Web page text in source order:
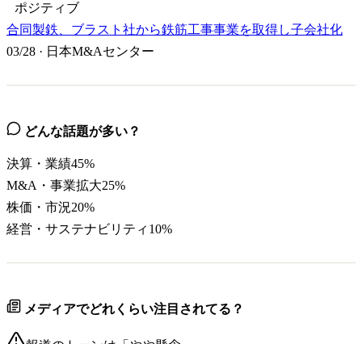
ポジティブ
合同製鉄、ブラスト社から鉄筋工事事業を取得し子会社化
03/28 · 日本M&Aセンター
どんな話題が多い？
決算・業績45%
M&A・事業拡大25%
株価・市況20%
経営・サステナビリティ 10%
メディアでどれくらい注目されてる？